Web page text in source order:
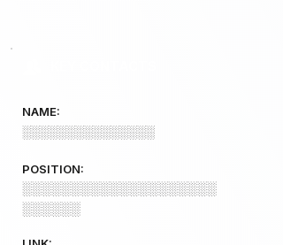
NAME:
░░░░░░░░░░░░░░░
POSITION:
░░░░░░░░░░░░░░░░░░░░
░░░░░░